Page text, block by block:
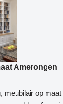
Amerongen
meubilair op maat